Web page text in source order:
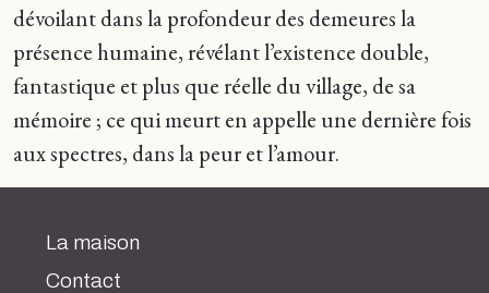
dévoilant dans la profondeur des demeures la
présence humaine, révélant l’existence double,
fantastique et plus que réelle du village, de sa
mémoire ; ce qui meurt en appelle une dernière fois
aux spectres, dans la peur et l’amour.
La maison
Contact